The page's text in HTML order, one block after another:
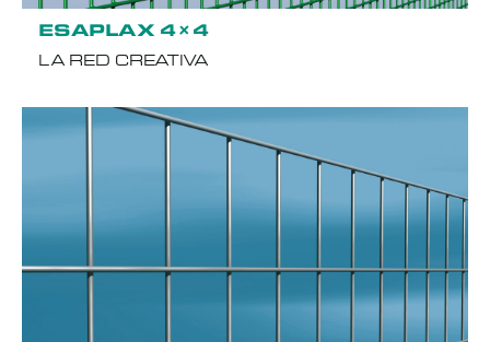
ESAPLAX 4×4
LA RED CREATIVA